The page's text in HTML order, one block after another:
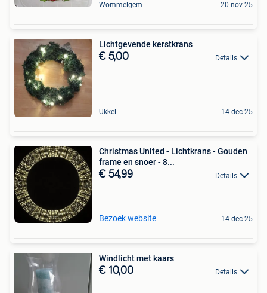
Wommelgem 20 nov 25
Lichtgevende kerstkrans
€ 5,00 Details
Ukkel 14 dec 25
Christmas United - Lichtkrans - Gouden
frame en snoer - 8...
€ 54,99 Details
Bezoek website 14 dec 25
Windlicht met kaars
€ 10,00 Details